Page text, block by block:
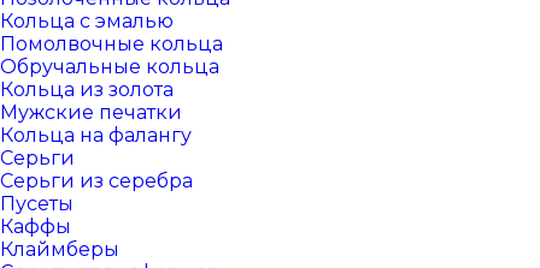
Кольца с эмалью
Помолвочные кольца
Обручальные кольца
Кольца из золота
Мужские печатки
Кольца на фалангу
Серьги
Серьги из серебра
Пусеты
Каффы
Клаймберы